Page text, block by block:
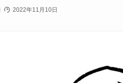
2022年11月10日